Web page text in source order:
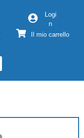
Logi
n
Il mio carrello